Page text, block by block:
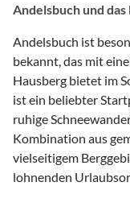
Andelsbuch und
Andelsbuch ist
bekannt, das mit
Hausberg bietet im
ist ein beliebter
ruhige
Kombination aus
vielseitigem
lohnenden